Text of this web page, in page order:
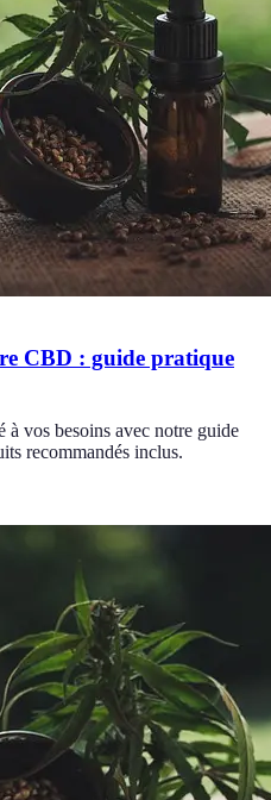
CBD : guide pratique
vos besoins avec notre guide
recommandés inclus.